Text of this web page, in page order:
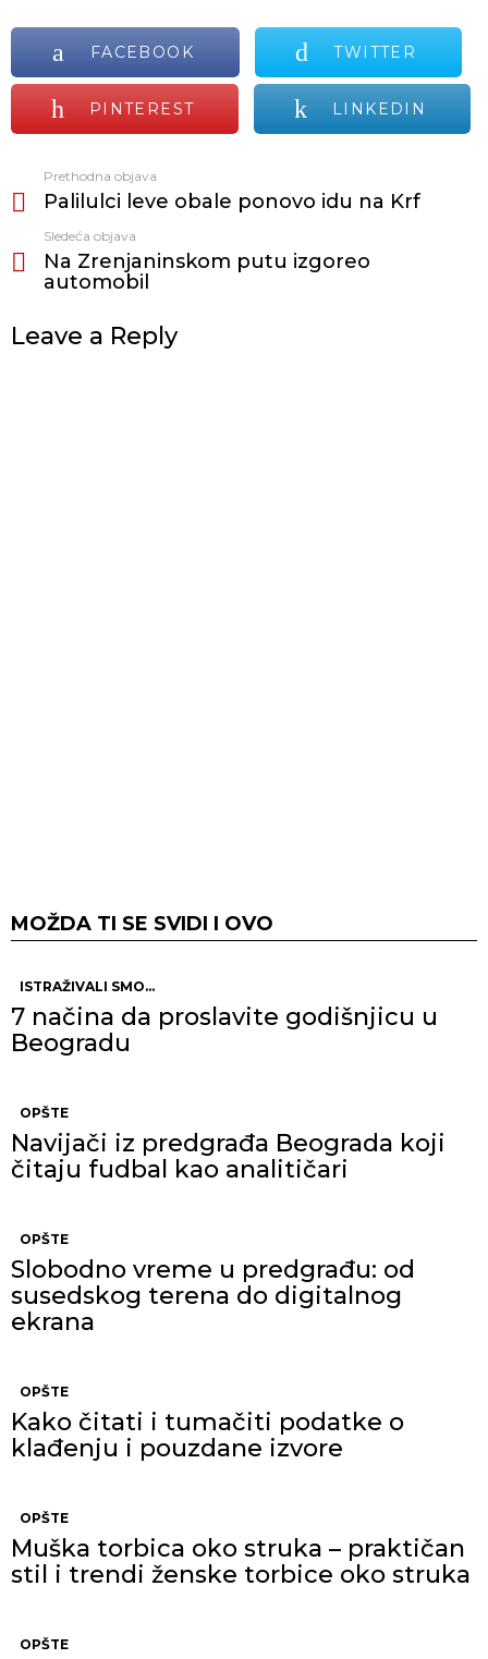
FACEBOOK TWITTER
PINTEREST LINKEDIN
još
Prethodna objava
Palilulci leve obale ponovo idu na Krf
Sledeća objava
Na Zrenjaninskom putu izgoreo
automobil
Leave a Reply
MOŽDA TI SE SVIDI I OVO
ISTRAŽIVALI SMO...
7 načina da proslavite godišnjicu u
Beogradu
OPŠTE
Navijači iz predgrađa Beograda koji
čitaju fudbal kao analitičari
OPŠTE
Slobodno vreme u predgrađu: od
susedskog terena do digitalnog
ekrana
OPŠTE
Kako čitati i tumačiti podatke o
klađenju i pouzdane izvore
OPŠTE
Muška torbica oko struka – praktičan
stil i trendi ženske torbice oko struka
OPŠTE